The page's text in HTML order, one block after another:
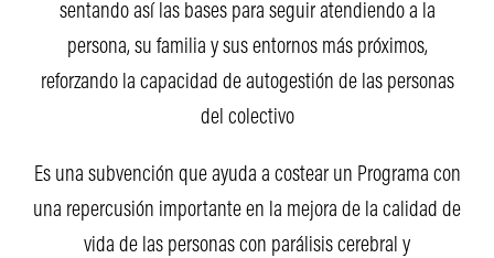
sentando así las bases para seguir atendiendo a la
persona, su familia y sus entornos más próximos,
reforzando la capacidad de autogestión de las personas
del colectivo
Es una subvención que ayuda a costear un Programa con
una repercusión importante en la mejora de la calidad de
vida de las personas con parálisis cerebral y